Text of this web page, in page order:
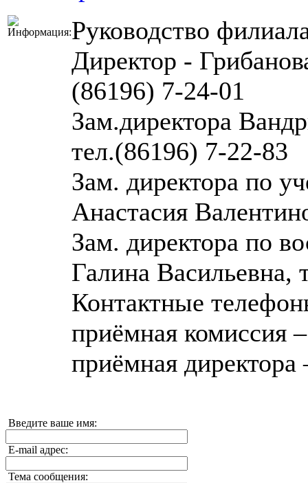
Руководство
Директор -
(86196) 7-24-01
Зам.директора
тел.(86196) 7-22-83
Зам. директора по
Анастасия
Зам. директора по
Галина Васильевна,
Контактные
приёмная комиссия
приёмная
Введите ваше имя:
E-mail адрес:
Тема сообщения: